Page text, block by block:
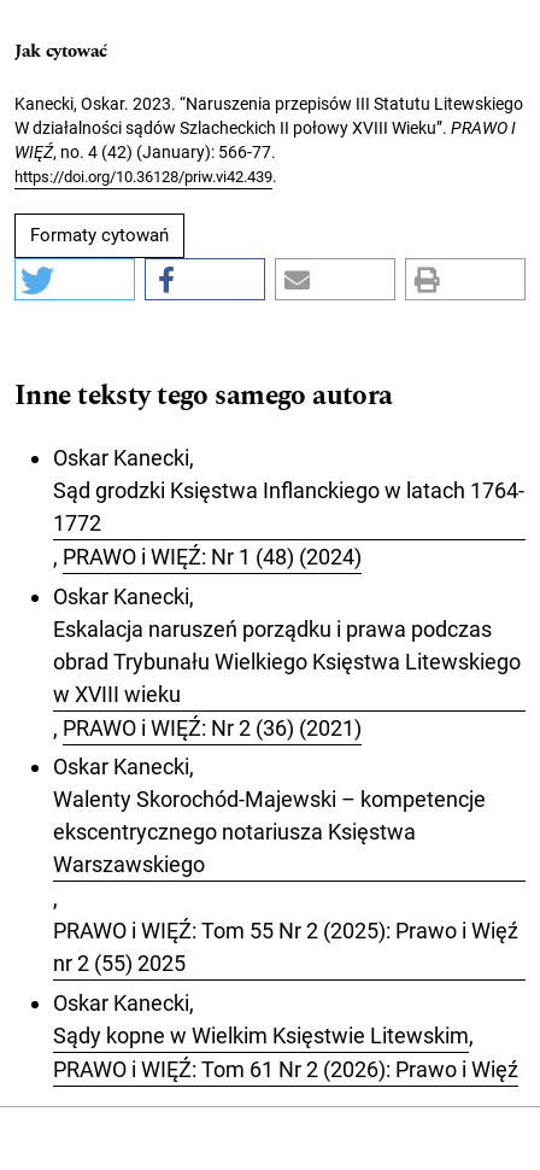
Jak cytować
Kanecki, Oskar. 2023. “Naruszenia przepisów III Statutu Litewskiego
W działalności sądów Szlacheckich II połowy XVIII Wieku”. PRAWO I
WIĘŹ, no. 4 (42) (January): 566-77.
https://doi.org/10.36128/priw.vi42.439.
Formaty cytowań
Inne teksty tego samego autora
Oskar Kanecki,
Sąd grodzki Księstwa Inflanckiego w latach 1764-
1772
, PRAWO i WIĘŹ: Nr 1 (48) (2024)
Oskar Kanecki,
Eskalacja naruszeń porządku i prawa podczas
obrad Trybunału Wielkiego Księstwa Litewskiego
w XVIII wieku
, PRAWO i WIĘŹ: Nr 2 (36) (2021)
Oskar Kanecki,
Walenty Skorochód-Majewski – kompetencje
ekscentrycznego notariusza Księstwa
Warszawskiego
,
PRAWO i WIĘŹ: Tom 55 Nr 2 (2025): Prawo i Więź
nr 2 (55) 2025
Oskar Kanecki,
Sądy kopne w Wielkim Księstwie Litewskim,
PRAWO i WIĘŹ: Tom 61 Nr 2 (2026): Prawo i Więź